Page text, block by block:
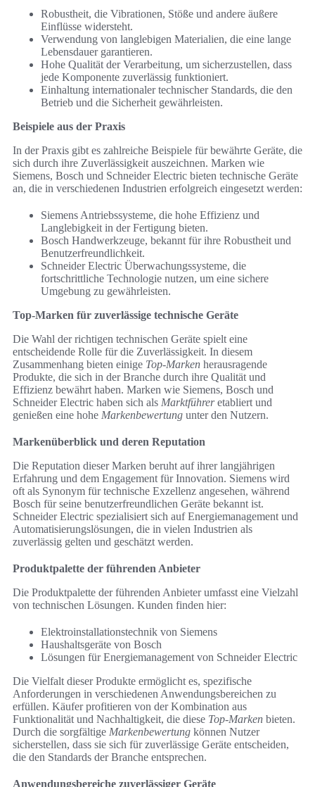
Robustheit, die Vibrationen, Stöße und andere äußere
Einflüsse widersteht.
Verwendung von langlebigen Materialien, die eine lange
Lebensdauer garantieren.
Hohe Qualität der Verarbeitung, um sicherzustellen, dass
jede Komponente zuverlässig funktioniert.
Einhaltung internationaler technischer Standards, die den
Betrieb und die Sicherheit gewährleisten.
Beispiele aus der Praxis
In der Praxis gibt es zahlreiche Beispiele für bewährte Geräte, die
sich durch ihre Zuverlässigkeit auszeichnen. Marken wie
Siemens, Bosch und Schneider Electric bieten technische Geräte
an, die in verschiedenen Industrien erfolgreich eingesetzt werden:
Siemens Antriebssysteme, die hohe Effizienz und
Langlebigkeit in der Fertigung bieten.
Bosch Handwerkzeuge, bekannt für ihre Robustheit und
Benutzerfreundlichkeit.
Schneider Electric Überwachungssysteme, die
fortschrittliche Technologie nutzen, um eine sichere
Umgebung zu gewährleisten.
Top-Marken für zuverlässige technische Geräte
Die Wahl der richtigen technischen Geräte spielt eine
entscheidende Rolle für die Zuverlässigkeit. In diesem
Zusammenhang bieten einige Top-Marken herausragende
Produkte, die sich in der Branche durch ihre Qualität und
Effizienz bewährt haben. Marken wie Siemens, Bosch und
Schneider Electric haben sich als Marktführeretabliert und
genießen eine hohe Markenbewertung unter den Nutzern.
Markenüberblick und deren Reputation
Die Reputation dieser Marken beruht auf ihrer langjährigen
Erfahrung und dem Engagement für Innovation. Siemens wird
oft als Synonym für technische Exzellenz angesehen, während
Bosch für seine benutzerfreundlichen Geräte bekannt ist.
Schneider Electric spezialisiert sich auf Energiemanagement und
Automatisierungslösungen, die in vielen Industrien als
zuverlässig gelten und geschätzt werden.
Produktpalette der führenden Anbieter
Die Produktpalette der führenden Anbieter umfasst eine Vielzahl
von technischen Lösungen. Kunden finden hier:
Elektroinstallationstechnik von Siemens
Haushaltsgeräte von Bosch
Lösungen für Energiemanagement von Schneider Electric
Die Vielfalt dieser Produkte ermöglicht es, spezifische
Anforderungen in verschiedenen Anwendungsbereichen zu
erfüllen. Käufer profitieren von der Kombination aus
Funktionalität und Nachhaltigkeit, die diese Top-Marken bieten.
Durch die sorgfältige Markenbewertung können Nutzer
sicherstellen, dass sie sich für zuverlässige Geräte entscheiden,
die den Standards der Branche entsprechen.
Anwendungsbereiche zuverlässiger Geräte